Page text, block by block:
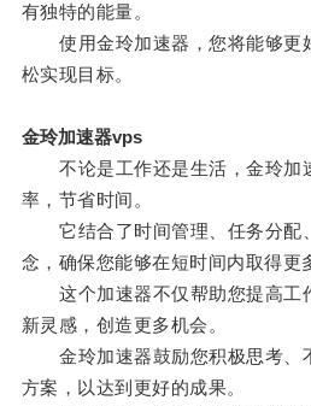
有独特的能量。
使用金玲加速器，您将能够更
松实现目标。
金玲加速器vps
不论是工作还是生活，金玲加
率，节省时间。
它结合了时间管理、任务分配
念，确保您能够在短时间内取得更
这个加速器不仅帮助您提高工
新灵感，创造更多机会。
金玲加速器鼓励您积极思考、
方案，以达到更好的成果。